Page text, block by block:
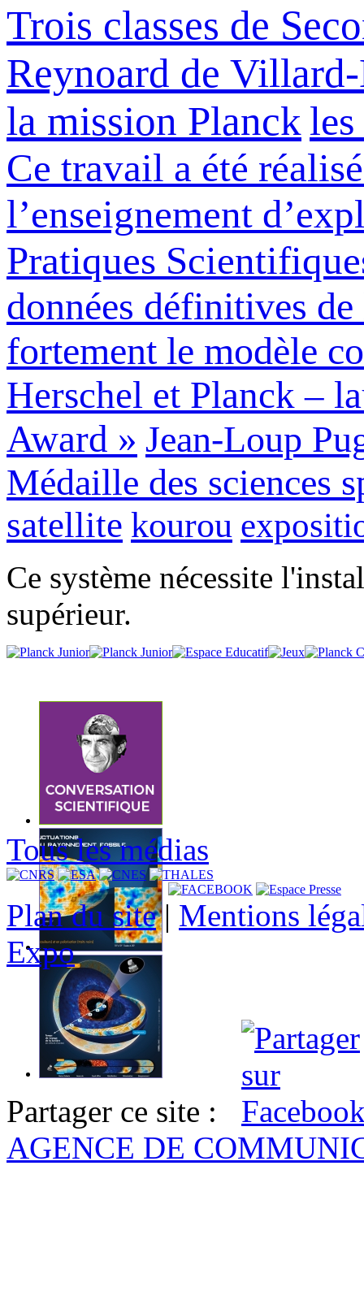
Trois classes de
Reynoard de
la mission Planck
Ce travail a été
l’enseignement
Pratiques
données définitives
fortement le modèle
Herschel et Planck –
Award » Jean-Loup
Médaille des sciences
satellite kourou
Ce système nécessite
supérieur.
Tous les médias
Plan du site| Mentions
Expo
Partager ce site :
AGENCE DE